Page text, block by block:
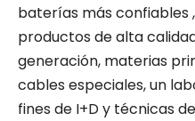
baterías más confiables
productos de alta
generación, materias
cables especiales, un
fines de I+D y técnicas